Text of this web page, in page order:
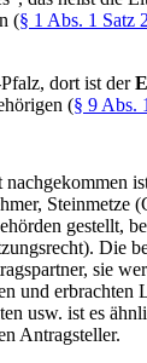
(§ 1 Abs. 1 Satz
dort ist der
(§ 9 Abs.
Steinmetze
gestellt,
Die
sie
und erbrachten
usw. ist es
Antragsteller.